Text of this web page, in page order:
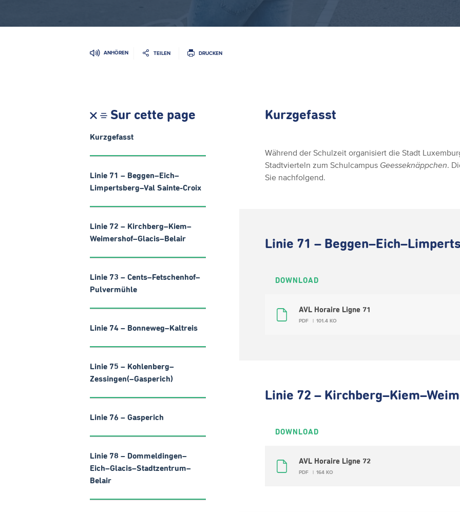
ANHÖREN TEILEN DRUCKEN
Sur cette page
Kurzgefasst
Linie 71 – Beggen–Eich–
Limpertsberg–Val Sainte-Croix
Linie 72 – Kirchberg–Kiem–
Weimershof–Glacis–Belair
Linie 73 – Cents–Fetschenhof–
Pulvermühle
Linie 74 – Bonneweg–Kaltreis
Linie 75 – Kohlenberg–
Zessingen(–Gasperich)
Linie 76 – Gasperich
Linie 78 – Dommeldingen–
Eich–Glacis–Stadtzentrum–
Belair
Kurzgefasst
Während der Schulzeit organisiert die Stadt
Stadtvierteln zum Schulcampus Geesseknäppchen.
Sie nachfolgend.
Linie 71 –
DOWNLOAD
AVL Horaire Ligne 71
PDF 101.4 KO
Linie 72 –
DOWNLOAD
AVL Horaire Ligne 72
PDF 164 KO